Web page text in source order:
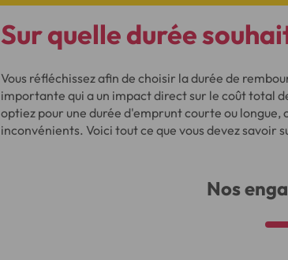
Sur quelle durée
Vous réfléchissez afin de choisir la durée de
importante qui a un impact direct sur le coût total
optiez pour une durée d'emprunt courte ou longue,
inconvénients. Voici tout ce que vous devez savoir
Nos